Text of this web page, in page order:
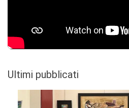
Ultimi pubblicati